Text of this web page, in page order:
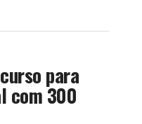
para
com 300